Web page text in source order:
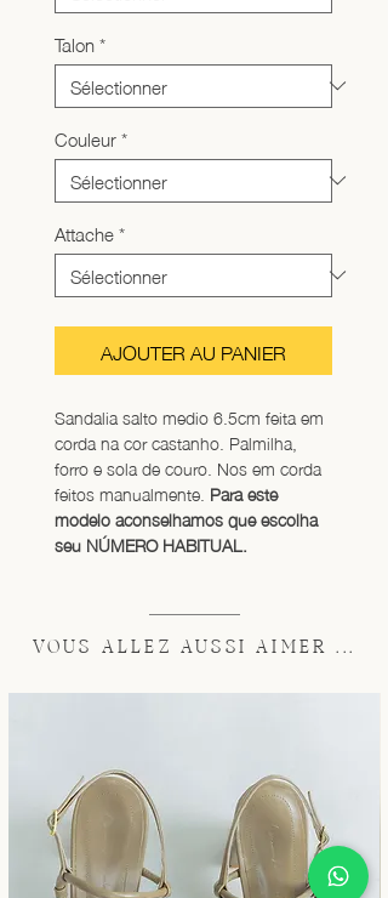
Talon*
Couleur*
Attache*
AJOUTER AU PANIER
Sandalia salto medio 6.5cm feita em
corda na cor castanho. Palmilha,
forro e sola de couro. Nos em corda
feitos manualmente. Para este
modelo aconselhamos que escolha
seu NÚMERO HABITUAL.
VOUS ALLEZ AUSSI AIMER ...